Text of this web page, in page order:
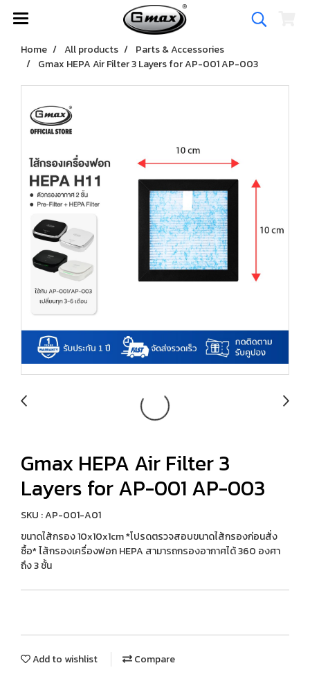
Home All products
Parts & Accessories
Gmax HEPA Air Filter 3 Layers for AP-001 AP-003
Gmax HEPA Air Filter 3
Layers for AP-001 AP-003
SKU : AP-001-A01
ขนาดไส้กรอง 10x10x1cm *โปรดตรวจสอบขนาดไส้กรองก่อนสั่ง
ซื้อ* ไส้กรองเครื่องฟอก HEPA สามารถกรองอากาศได้ 360 องศา
ถึง 3 ชั้น
Add to wishlist Compare